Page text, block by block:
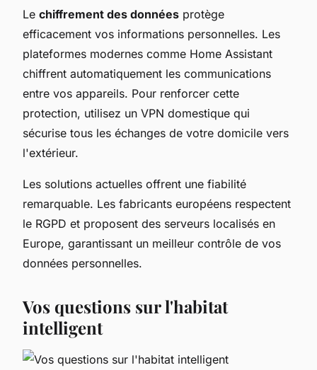
Le chiffrement des données protège
efficacement vos informations personnelles. Les
plateformes modernes comme Home Assistant
chiffrent automatiquement les communications
entre vos appareils. Pour renforcer cette
protection, utilisez un VPN domestique qui
sécurise tous les échanges de votre domicile vers
l'extérieur.
Les solutions actuelles offrent une fiabilité
remarquable. Les fabricants européens respectent
le RGPD et proposent des serveurs localisés en
Europe, garantissant un meilleur contrôle de vos
données personnelles.
Vos questions sur l'habitat
intelligent